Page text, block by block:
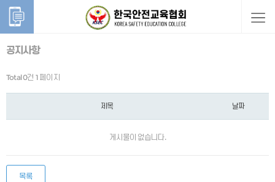
공지사항
Total 0건 1 페이지
제목 날짜
게시물이 없습니다.
목록